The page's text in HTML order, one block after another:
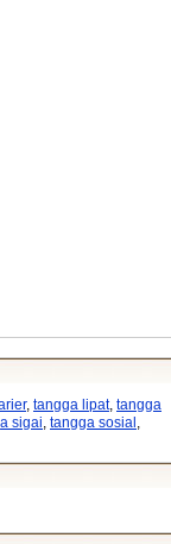
, tangga lipat, tangga
sigai tangga sosial